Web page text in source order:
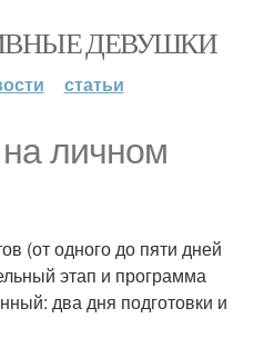
ДЕВУШКИ
статьи
личном
(от одного до пяти дней
этап и программа
два дня подготовки и